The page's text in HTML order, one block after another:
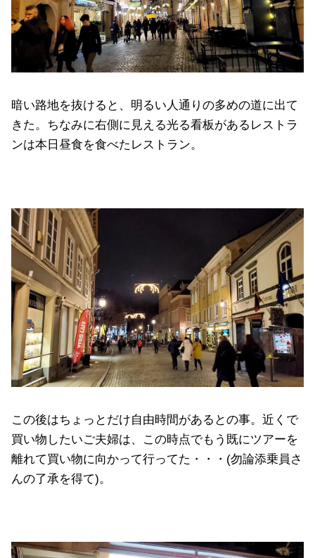
暗い路地を抜けると、明るい人通りの多めの道に出て
きた。ちなみに右側に見える光る看板があるレストラ
ンは本日昼食を食べたレストラン。
この後はちょっとだけ自由時間があるとの事。近くで
買い物したいご夫婦は、この時点でもう既にツアーを
離れて買い物に向かって行ってた・・・(勿論添乗員さ
んの了承を得て)。